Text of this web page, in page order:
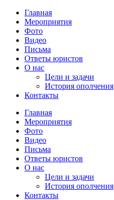
Главная
Мероприятия
Фото
Видео
Письма
Ответы юристов
О нас
Цели и задачи
История ополчения
Контакты
Главная
Мероприятия
Фото
Видео
Письма
Ответы юристов
О нас
Цели и задачи
История ополчения
Контакты